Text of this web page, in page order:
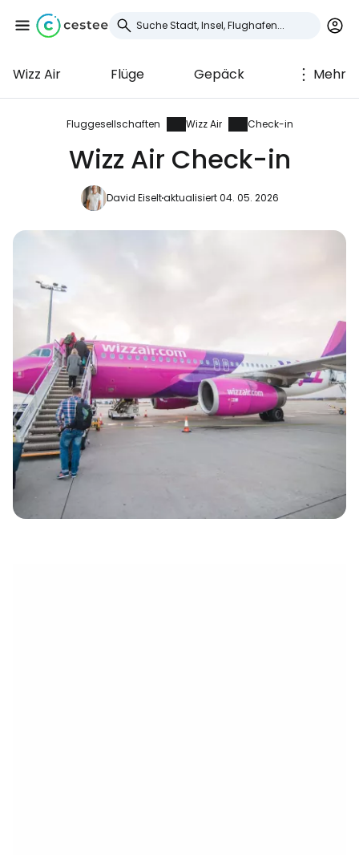
Wizz Air Flüge Gepäck Mehr
Fluggesellschaften Wizz Air Check-in
Wizz Air Check-in
David Eiseltaktualisiert 04. 05. 2026
Anmeldung bei
Cestee
... die weltweite Reise-Community
Weiter mit E-Mail